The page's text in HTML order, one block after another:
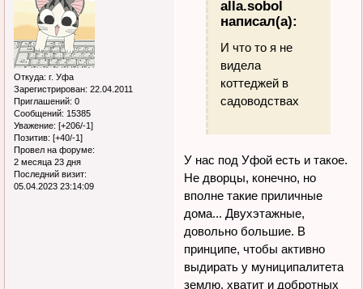
Откуда: г. Уфа
Зарегистрирован: 22.04.2011
Приглашений: 0
Сообщений: 15385
Уважение: [+206/-1]
Позитив: [+40/-1]
Провел на форуме:
2 месяца 23 дня
Последний визит:
05.04.2023 23:14:09
alla.sobol
написал(а):
И что то я не
видела
коттеджей в
садоводствах
У нас под Уфой есть и такое.
Не дворцы, конечно, но
вполне такие приличные
дома... Двухэтажные,
довольно большие. В
принципе, чтобы активно
выдирать у муниципалитета
землю, хватит и добротных